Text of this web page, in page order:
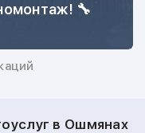
🔧
в Ошмянах